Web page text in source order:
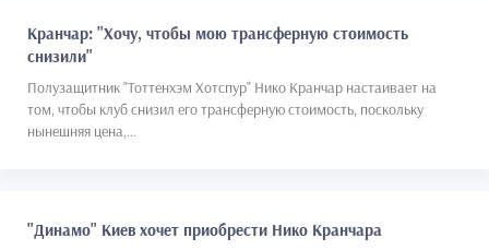
Кранчар: "Хочу, чтобы мою трансферную стоимость
снизили"
Полузащитник "Тоттенхэм Хотспур" Нико Кранчар настаивает на
том, чтобы клуб снизил его трансферную стоимость, поскольку
нынешняя цена,...
"Динамо" Киев хочет приобрести Нико Кранчара